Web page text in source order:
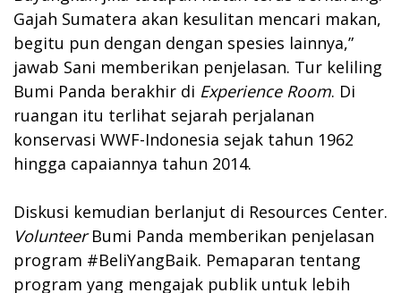
Gajah Sumatera akan kesulitan mencari makan,
begitu pun dengan dengan spesies lainnya,”
jawab Sani memberikan penjelasan. Tur keliling
Bumi Panda berakhir di Experience Room. Di
ruangan itu terlihat sejarah perjalanan
konservasi WWF-Indonesia sejak tahun 1962
hingga capaiannya tahun 2014.
Diskusi kemudian berlanjut di Resources Center.
VolunteerBumi Panda memberikan penjelasan
program #BeliYangBaik. Pemaparan tentang
program yang mengajak publik untuk lebih